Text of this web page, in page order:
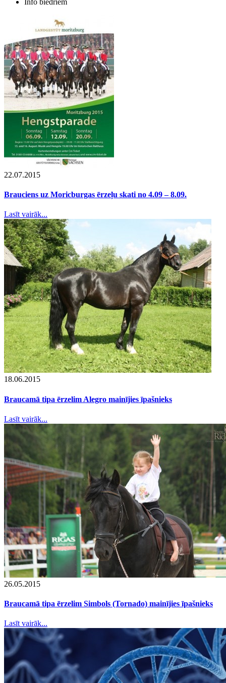
22.07.2015
Brauciens uz Moricburgas ērzeļu skati no 4.09 – 8.09.
Lasīt vairāk...
18.06.2015
Braucamā tipa ērzelim Alegro mainījies īpašnieks
Lasīt vairāk...
26.05.2015
Braucamā tipa ērzelim Simbols (Tornado) mainījies īpašnieks
Lasīt vairāk...